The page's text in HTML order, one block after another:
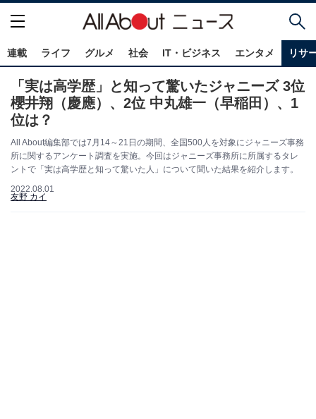
連載 ライフ グルメ 社会 IT・ビジネス エンタメ リサ
「実は高学歴」と知って驚いたジャニーズ 3位
櫻井翔（慶應）、2位 中丸雄一（早稲田）、1
位は？
All About編集部では7月14～21日の期間、全国500人を対象にジャニーズ事務
所に関するアンケート調査を実施。今回はジャニーズ事務所に所属するタレ
ントで「実は高学歴と知って驚いた人」について聞いた結果を紹介します。
2022.08.01
友野 カイ